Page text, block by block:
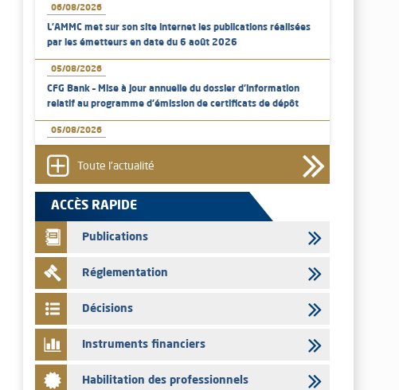
06/08/2026
L’AMMC met sur son site internet les publications réalisées
par les émetteurs en date du 6 août 2026
05/08/2026
CFG Bank – Mise à jour annuelle du dossier d’information
relatif au programme d'émission de certificats de dépôt
05/08/2026
relatif au programme d'émission de certificats de dépôt
05/08/2026
L’AMMC met sur son site internet les publications réalisées
par les émetteurs en date du 5 août 2026
04/08/2026
L’AMMC met sur son site internet les publications réalisées
par les émetteurs en date du 4 août 2026
03/08/2026
relatif au programme d'émission de certificats de dépôt
03/08/2026
Toute l'actualité
ACCÈS RAPIDE
Publications
Réglementation
Décisions
Instruments financiers
Habilitation des professionnels